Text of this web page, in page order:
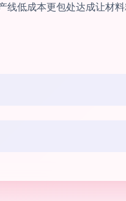
低成本更包处达成让材